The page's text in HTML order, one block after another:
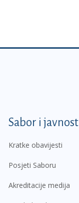
Sabor i javnost
Kratke obavijesti
Posjeti Saboru
Akreditacije medija